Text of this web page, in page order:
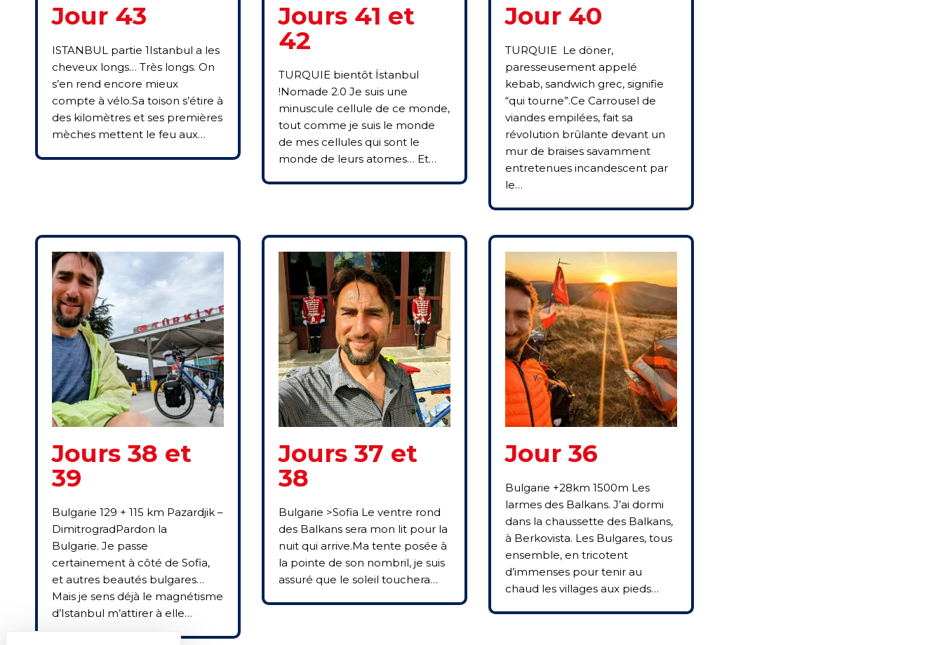
Jour 43
ISTANBUL partie 1Istanbul a les
cheveux longs… Très longs. On
s’en rend encore mieux
compte à vélo.Sa toison s’étire à
des kilomètres et ses premières
mèches mettent le feu aux…
Jours 41 et
42
TURQUIE bientôt İstanbul
!Nomade 2.0 Je suis une
minuscule cellule de ce monde,
tout comme je suis le monde
de mes cellules qui sont le
monde de leurs atomes… Et…
Jour 40
TURQUIE Le döner,
paresseusement appelé
kebab, sandwich grec, signifie
“qui tourne”.Ce Carrousel de
viandes empilées, fait sa
révolution brûlante devant un
mur de braises savamment
entretenues incandescent par
le…
Jours 38 et
39
Bulgarie 129 + 115 km Pazardjik –
DimitrogradPardon la
Bulgarie. Je passe
certainement à côté de Sofia,
et autres beautés bulgares…
Mais je sens déjà le magnétisme
d’Istanbul m’attirer à elle…
Jours 37 et
38
Bulgarie >Sofia Le ventre rond
des Balkans sera mon lit pour la
nuit qui arrive.Ma tente posée à
la pointe de son nombril, je suis
assuré que le soleil touchera…
Jour 36
Bulgarie +28km 1500m Les
larmes des Balkans. J’ai dormi
dans la chaussette des Balkans,
à Berkovista. Les Bulgares, tous
ensemble, en tricotent
d’immenses pour tenir au
chaud les villages aux pieds…